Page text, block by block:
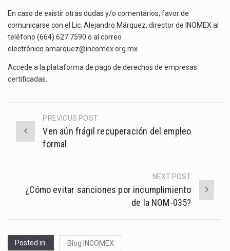
En caso de existir otras dudas y/o comentarios, favor de
comunicarse con el Lic. Alejandro Márquez, director de INOMEX al
teléfono (664) 627 7590 o al correo
electrónico amarquez@incomex.org.mx
Accede a la plataforma de pago de derechos de empresas
certificadas
Post
navigation
PREVIOUS POST
Ven aún frágil recuperación del empleo
formal
NEXT POST
¿Cómo evitar sanciones por incumplimiento
de la NOM-035?
Posted in: Blog INCOMEX